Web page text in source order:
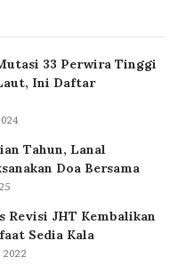
33 Perwira Tinggi
Ini Daftar
Tahun, Lanal
Doa Bersama
Revisi JHT Kembalikan
Sedia Kala
2022